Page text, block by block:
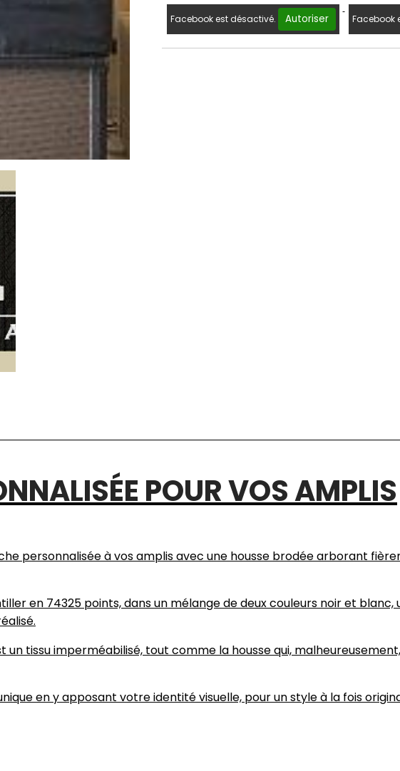
Facebook est désactivé. Autoriser Facebook
POUR VOS AMPLIS
personnalisée à vos amplis avec une housse brodée arborant
en 74325 points, dans un mélange de deux couleurs noir et blanc,
tissu imperméabilisé, tout comme la housse qui,
en y apposant votre identité visuelle, pour un style à la fois